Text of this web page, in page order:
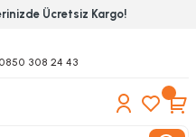
Ücretsiz Kargo!
0850 308 24 43